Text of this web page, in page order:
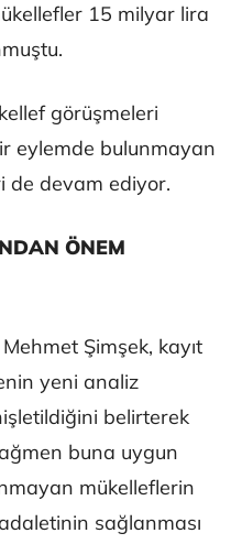
15 milyar lira
görüşmeleri
eylemde bulunmayan
de devam ediyor.
ÖNEM
Şimşek, kayıt
yeni analiz
belirterek
buna uygun
mükelleflerin
sağlanması